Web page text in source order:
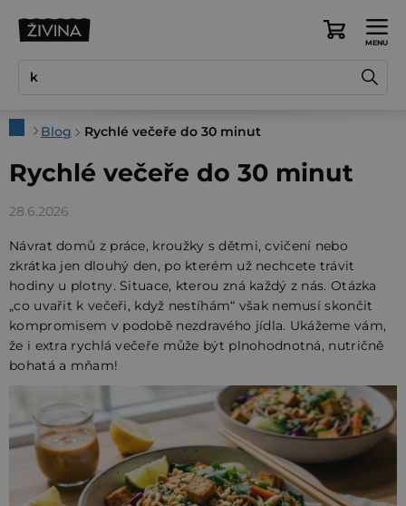
Nákupní
DomůBlog Rychlé večeře do 30 minut
Rychlé večeře do 30 minut
28.6.2026
Návrat domů z práce, kroužky s dětmi, cvičení nebo
zkrátka jen dlouhý den, po kterém už nechcete trávit
hodiny u plotny. Situace, kterou zná každý z nás. Otázka
„co uvařit k večeři, když nestíhám“ však nemusí skončit
kompromisem v podobě nezdravého jídla. Ukážeme vám,
že i extra rychlá večeře může být plnohodnotná, nutričně
bohatá a mňam!